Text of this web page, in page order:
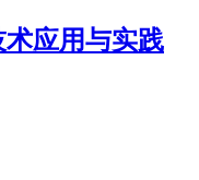
应用与实践